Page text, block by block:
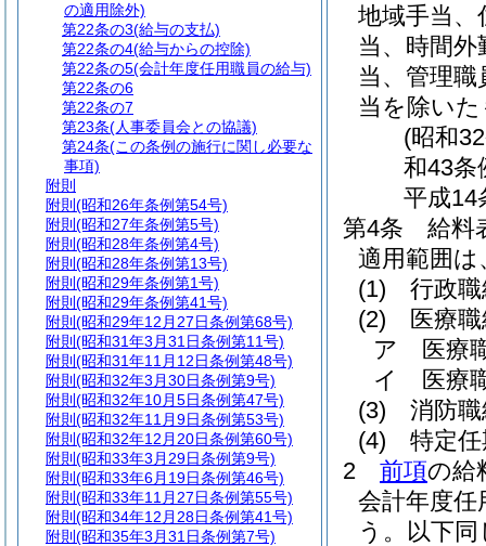
地域手当、
当、時間
当、管理
当を除い
(昭和
和43条
平成14
第4条
給料
適用範囲
(1)
行政
(2)
医療
ア
医療
イ
医療
(3)
消防
(4)
特定
2
前項の給
会計年度任
う。以下同
の適用除外)
第22条の3(給与の支払)
第22条の4(給与からの控除)
第22条の5(会計年度任用職員の給与)
第22条の6
第22条の7
第23条(人事委員会との協議)
第24条(この条例の施行に関し必要な
事項)
附則
附則 (昭和26年条例第54号)
附則 (昭和27年条例第5号)
附則 (昭和28年条例第4号)
附則 (昭和28年条例第13号)
附則 (昭和29年条例第1号)
附則 (昭和29年条例第41号)
附則 (昭和29年12月27日条例第68号)
附則 (昭和31年3月31日条例第11号)
附則 (昭和31年11月12日条例第48号)
附則 (昭和32年3月30日条例第9号)
附則 (昭和32年10月5日条例第47号)
附則 (昭和32年11月9日条例第53号)
附則 (昭和32年12月20日条例第60号)
附則 (昭和33年3月29日条例第9号)
附則 (昭和33年6月19日条例第46号)
附則 (昭和33年11月27日条例第55号)
附則 (昭和34年12月28日条例第41号)
附則 (昭和35年3月31日条例第7号)